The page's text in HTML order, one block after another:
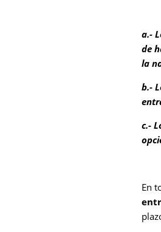
a.-
de
la
b.-
c.-
En